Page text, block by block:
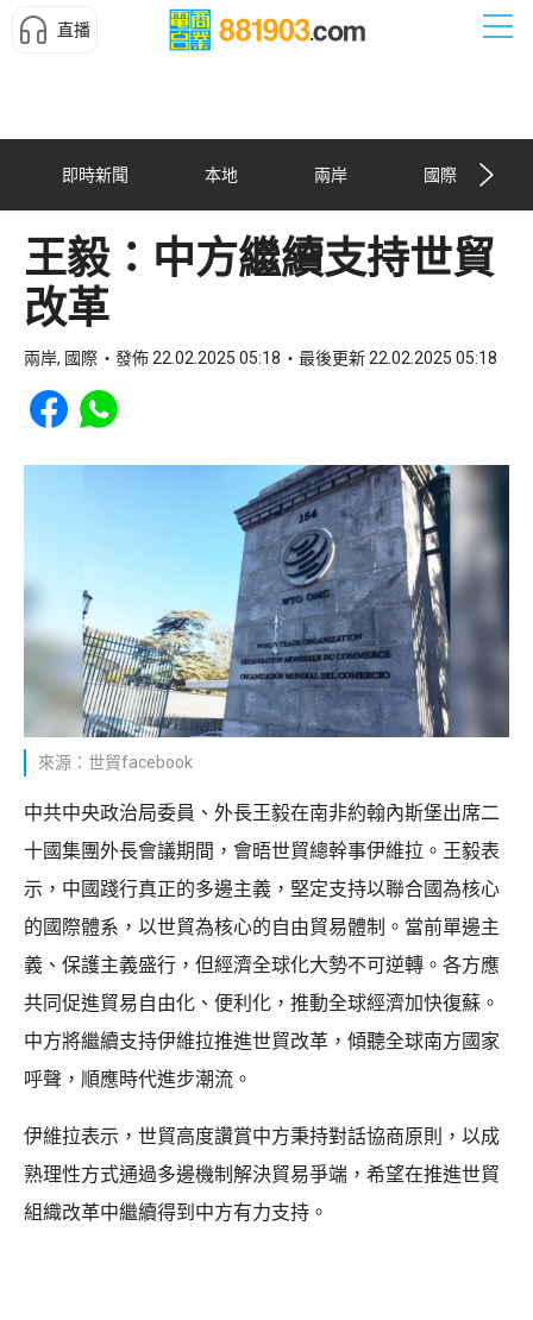
直播
即時新聞 本地 兩岸 國際
王毅：中方繼續支持世貿
改革
兩岸, 國際 發佈 22.02.2025 05:18 最後更新 22.02.2025 05:18
Share to Facebook
Share to WhatsApp
來源：世貿facebook
中共中央政治局委員、外長王毅在南非約翰內斯堡出席二
十國集團外長會議期間，會晤世貿總幹事伊維拉。王毅表
示，中國踐行真正的多邊主義，堅定支持以聯合國為核心
的國際體系，以世貿為核心的自由貿易體制。當前單邊主
義、保護主義盛行，但經濟全球化大勢不可逆轉。各方應
共同促進貿易自由化、便利化，推動全球經濟加快復蘇。
中方將繼續支持伊維拉推進世貿改革，傾聽全球南方國家
呼聲，順應時代進步潮流。
伊維拉表示，世貿高度讚賞中方秉持對話協商原則，以成
熟理性方式通過多邊機制解決貿易爭端，希望在推進世貿
組織改革中繼續得到中方有力支持。